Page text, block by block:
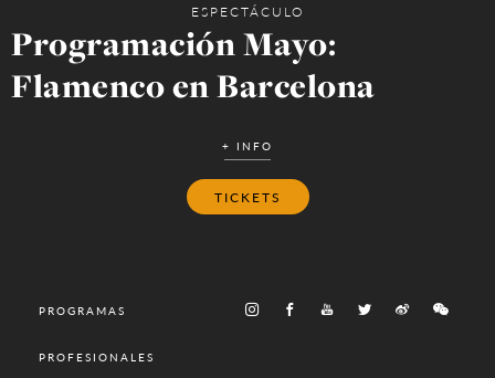
ESPECTÁCULO
Programación Mayo:
Flamenco en Barcelona
+ INFO
TICKETS
PROGRAMAS
PROFESIONALES